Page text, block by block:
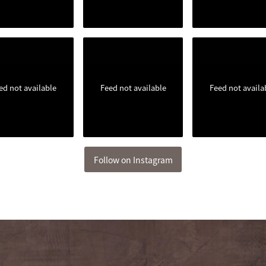
not available Feed not available Feed not
Follow on Instagram